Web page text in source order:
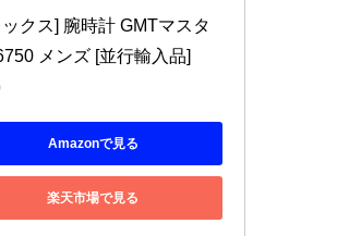
ックス] 腕時計 GMTマスタ
メンズ [並行輸入品]
Amazonで見る
楽天市場で見る